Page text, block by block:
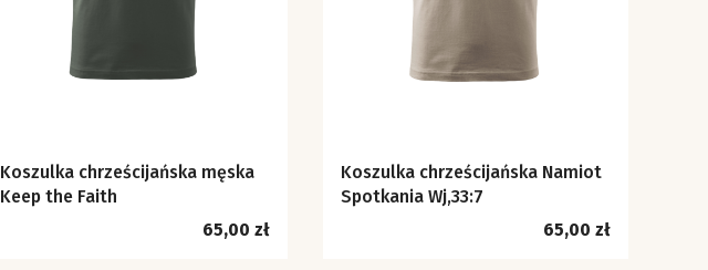
Koszulka chrześcijańska męska
Keep the Faith
Cena
65,00 zł
Koszulka chrześcijańska Namiot
Spotkania Wj,33:7
Cena
65,00 zł